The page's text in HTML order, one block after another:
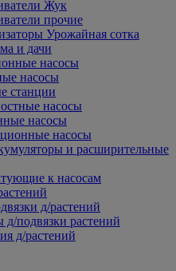
Жук
прочие
Урожайная сотка
и дачи
насосы
насосы
станции
насосы
насосы
насосы
и расширительные
к насосам
д/растений
подвязки растений
д/растений